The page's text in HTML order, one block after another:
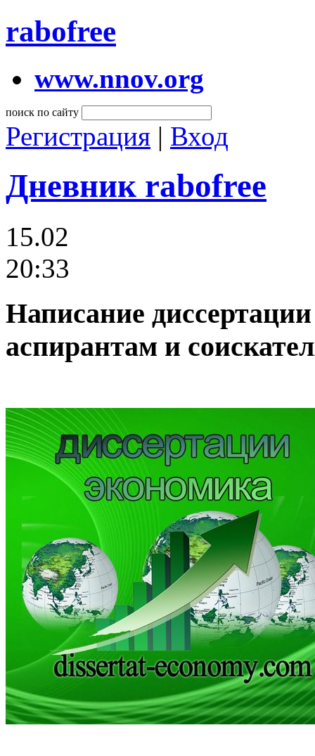
rabofree
www.nnov.org
поиск по сайту
Регистрация | Вход
Дневник rabofree
15.02
20:33
Написание
аспирантам и